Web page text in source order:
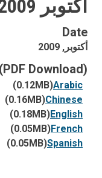
أكتوبر 2009
Date
أكتوبر, 2009
Download)
Arabic
(0.12MB)
Chinese
(0.16MB)
English
(0.18MB)
French
(0.05MB)
Spanish
(0.05MB)